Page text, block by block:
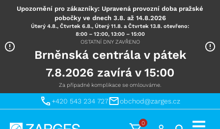
Upozornění pro zákazníky: Upravená provozní doba pražské
pobočky ve dnech 3.8. až 14.8.2026
Úterý 4.8., Čtvrtek 6.8., Úterý 11.8. a Čtvrtek 13.8. otevřeno:
8:00 – 12:00, 13:00 – 15:00
OSTATNÍ DNY ZAVŘENO
Brněnská centrála v pátek
7.8.2026 zavírá v 15:00
Za případné komplikace se omlouváme.
+420 543 234 727 obchod@zarges.cz
0